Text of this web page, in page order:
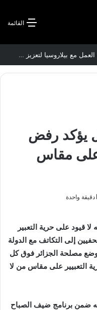
القائمة
عطاف يؤكد عزم الجزائر على مواصلة العمل مع بيلاروسيا لتعزيز العلاقات الثنائية
يؤكد رفض
على مقاس
دقيقة واحدة
قيود على حرية التعبير
إلى التكاتف مع الدولة
ووضع مصلحة الجزائر فوق كل
التعبيير على مقاس من لا
ضمن برنامج ضيف الصباح